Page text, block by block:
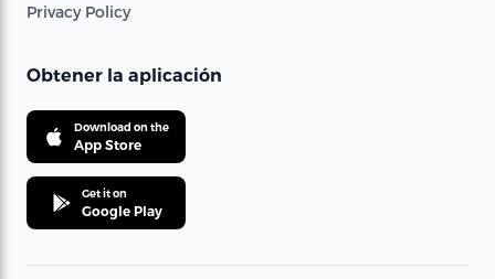
Privacy Policy
Obtener la aplicación
Download on the
App Store
Get it on
Google Play